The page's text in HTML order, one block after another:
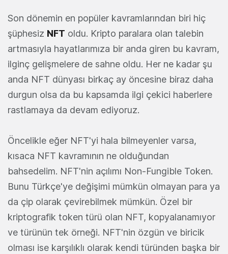
Son dönemin en popüler kavramlarından biri hiç
şüphesiz NFT oldu. Kripto paralara olan talebin
artmasıyla hayatlarımıza bir anda giren bu kavram,
ilginç gelişmelere de sahne oldu. Her ne kadar şu
anda NFT dünyası birkaç ay öncesine biraz daha
durgun olsa da bu kapsamda ilgi çekici haberlere
rastlamaya da devam ediyoruz.
Öncelikle eğer NFT'yi hala bilmeyenler varsa,
kısaca NFT kavramının ne olduğundan
bahsedelim. NFT'nin açılımı Non-Fungible Token.
Bunu Türkçe'ye değişimi mümkün olmayan para ya
da çip olarak çevirebilmek mümkün. Özel bir
kriptografik token türü olan NFT, kopyalanamıyor
ve türünün tek örneği. NFT'nin özgün ve biricik
olması ise karşılıklı olarak kendi türünden başka bir